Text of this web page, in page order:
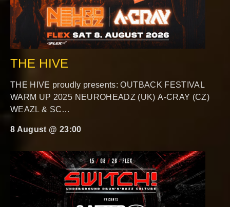
THE HIVE
THE HIVE proudly presents: OUTBACK FESTIVAL
WARM UP 2025 NEUROHEADZ (UK) A-CRAY (CZ)
WEAZL & SC…
8 August @ 23:00